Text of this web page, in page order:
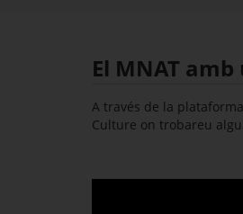
El MNAT amb
A través de la
Culture on trobareu